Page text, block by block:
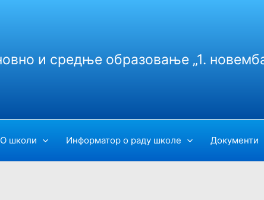
и средње образовање „1.
О школи Информатор о раду школе Документи